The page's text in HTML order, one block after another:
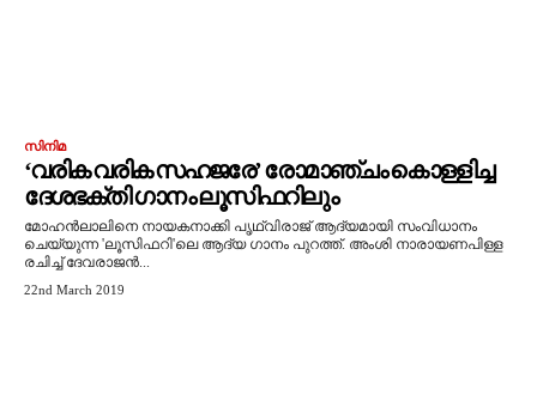
സിനിമ
‘വരിക വരിക സഹജരേ’ രോമാഞ്ചം കൊള്ളിച്ച
ദേശഭക്തി ഗാനം ലൂസിഫറിലും
മോഹന്‍ലാലിനെ നായകനാക്കി പൃഥ്വിരാജ് ആദ്യമായി സംവിധാനം
ചെയ്യുന്ന 'ലൂസിഫറി'ലെ ആദ്യ ഗാനം പുറത്ത്. അംശി നാരായണപിള്ള
രചിച്ച് ദേവരാജന്‍...
22nd March 2019